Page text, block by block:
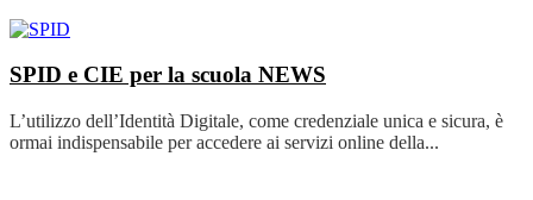
SPID e CIE per la scuola NEWS
L’utilizzo dell’Identità Digitale, come credenziale unica e sicura, è
ormai indispensabile per accedere ai servizi online della...